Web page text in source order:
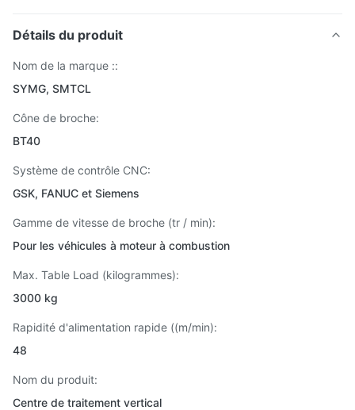
Détails du produit
Nom de la marque ::
SYMG, SMTCL
Cône de broche:
BT40
Système de contrôle CNC:
GSK, FANUC et Siemens
Gamme de vitesse de broche (tr / min):
Pour les véhicules à moteur à combustion
Max. Table Load (kilogrammes):
3000 kg
Rapidité d'alimentation rapide ((m/min):
48
Nom du produit:
Centre de traitement vertical